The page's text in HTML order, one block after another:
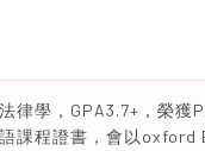
律學，GPA3.7+，榮
課程證書，會以oxford